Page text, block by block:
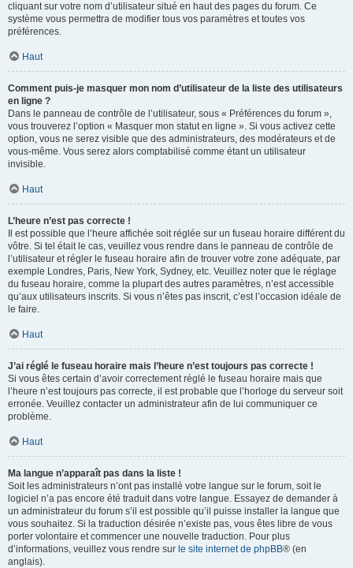
cliquant sur votre nom d’utilisateur situé en haut des pages du forum. Ce
système vous permettra de modifier tous vos paramètres et toutes vos
préférences.
Haut
Comment puis-je masquer mon nom d’utilisateur de la liste des utilisateurs
en ligne ?
Dans le panneau de contrôle de l’utilisateur, sous « Préférences du forum »,
vous trouverez l’option « Masquer mon statut en ligne ». Si vous activez cette
option, vous ne serez visible que des administrateurs, des modérateurs et de
vous-même. Vous serez alors comptabilisé comme étant un utilisateur
invisible.
Haut
L’heure n’est pas correcte !
Il est possible que l’heure affichée soit réglée sur un fuseau horaire différent du
vôtre. Si tel était le cas, veuillez vous rendre dans le panneau de contrôle de
l’utilisateur et régler le fuseau horaire afin de trouver votre zone adéquate, par
exemple Londres, Paris, New York, Sydney, etc. Veuillez noter que le réglage
du fuseau horaire, comme la plupart des autres paramètres, n’est accessible
qu’aux utilisateurs inscrits. Si vous n’êtes pas inscrit, c’est l’occasion idéale de
le faire.
Haut
J’ai réglé le fuseau horaire mais l’heure n’est toujours pas correcte !
Si vous êtes certain d’avoir correctement réglé le fuseau horaire mais que
l’heure n’est toujours pas correcte, il est probable que l’horloge du serveur soit
erronée. Veuillez contacter un administrateur afin de lui communiquer ce
problème.
Haut
Ma langue n’apparaît pas dans la liste !
Soit les administrateurs n’ont pas installé votre langue sur le forum, soit le
logiciel n’a pas encore été traduit dans votre langue. Essayez de demander à
un administrateur du forum s’il est possible qu’il puisse installer la langue que
vous souhaitez. Si la traduction désirée n’existe pas, vous êtes libre de vous
porter volontaire et commencer une nouvelle traduction. Pour plus
d’informations, veuillez vous rendre sur le site internet de phpBB® (en
anglais).